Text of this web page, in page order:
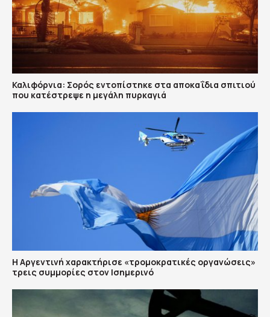
Καλιφόρνια: Σορός εντοπίστηκε στα αποκαΐδια σπιτιού
που κατέστρεψε η μεγάλη πυρκαγιά
Η Αργεντινή χαρακτήρισε «τρομοκρατικές οργανώσεις»
τρεις συμμορίες στον Ισημερινό